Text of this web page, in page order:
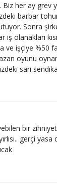
Biz her ay grev
barbar
Sonra
iş olanakları
ve işçiye %50
oyunu
sarı
bir
gerçi